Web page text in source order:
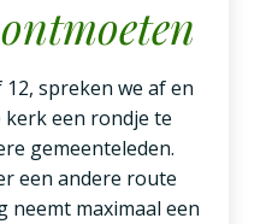
ontmoeten
spreken we af en
een rondje te
gemeenteleden.
een andere route
neemt maximaal een